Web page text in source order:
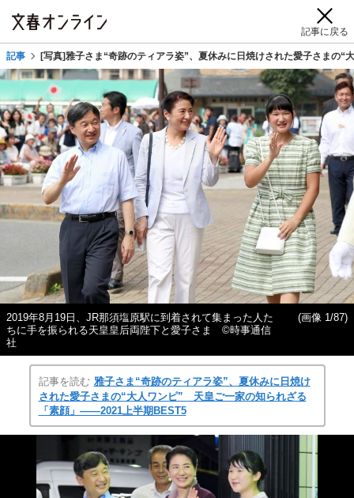
記事に戻る
記事 [写真]雅子さま“奇跡のティアラ姿”、夏休みに日焼けされた愛子さま
2019年8月19日、JR那須塩原駅に到着されて集まった人た
ちに手を振られる天皇皇后両陛下と愛子さま ©時事通信
社
(画像 1/87)
記事を読む 雅子さま“奇跡のティアラ姿”、夏休みに日焼け
された愛子さまの“大人ワンピ” 天皇ご一家の知られざる
「素顔」――2021上半期BEST5